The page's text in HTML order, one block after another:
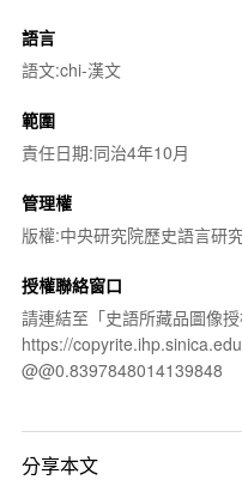
語言
語文:chi-漢文
範圍
責任日期:同治4年10月
管理權
版權:中央研究院歷史語言研
授權聯絡窗口
請連結至「史語所藏品圖像
https://
@@0.8397848014139848
分享本文